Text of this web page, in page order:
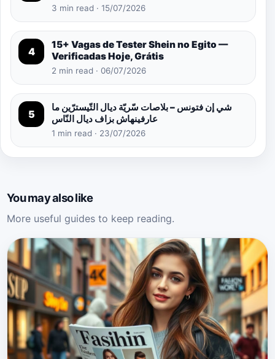
3 min read · 15/07/2026
4
15+ Vagas de Tester Shein no Egito —
Verificadas Hoje, Grátis
2 min read · 06/07/2026
5
شي إن فتونس – بلاصات سّريّة ديال التّيسترّين ما
عارفينهاش بزاف ديال النّاس
1 min read · 23/07/2026
You may also like
More useful guides to keep reading.